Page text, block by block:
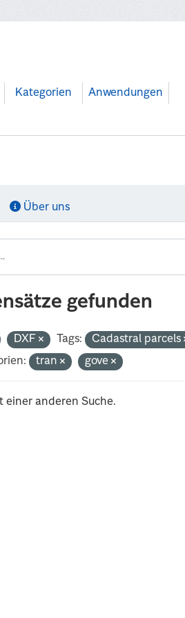
Kategorien Anwendungen
Über uns
gefunden
DXF Tags:
Cadastral parcels
tran gove
einer anderen Suche.